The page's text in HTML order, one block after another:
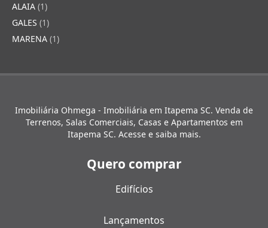
ALAIA (1)
GALES (1)
MARENA (1)
Imobiliária Ohmega - Imobiliária em Itapema SC. Venda de
Terrenos, Salas Comerciais, Casas e Apartamentos em
Itapema SC. Acesse e saiba mais.
Quero comprar
Edifícios
Lançamentos